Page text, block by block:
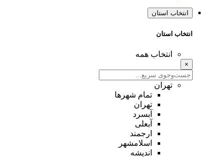
انتخاب استان
انتخاب استان
انتخاب همه
×
تهران
تمام شهر‌ها
تهران
آبسرد
آبعلی
ارجمند
اسلامشهر
اندیشه